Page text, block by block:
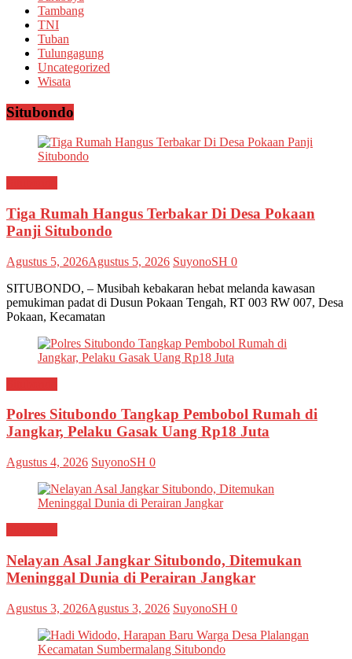
Tambang
TNI
Tuban
Tulungagung
Uncategorized
Wisata
Situbondo
Tiga Rumah Hangus Terbakar Di Desa Pokaan
Panji Situbondo
Agustus 5, 2026Agustus 5, 2026 SuyonoSH 0
SITUBONDO, – Musibah kebakaran hebat melanda kawasan
pemukiman padat di Dusun Pokaan Tengah, RT 003 RW 007, Desa
Pokaan, Kecamatan
Polres Situbondo Tangkap Pembobol Rumah di
Jangkar, Pelaku Gasak Uang Rp18 Juta
Agustus 4, 2026 SuyonoSH 0
Nelayan Asal Jangkar Situbondo, Ditemukan
Meninggal Dunia di Perairan Jangkar
Agustus 3, 2026Agustus 3, 2026 SuyonoSH 0